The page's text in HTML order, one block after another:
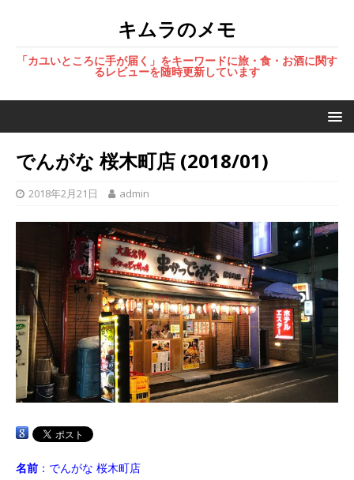
キムラのメモ
「カユいところに手が届く」をキーワードに旅・食・お酒に関す
るレビューを随時更新しています
でんがな 桜木町店 (2018/01)
2018年2月21日 admin
名前 ：でんがな 桜木町店